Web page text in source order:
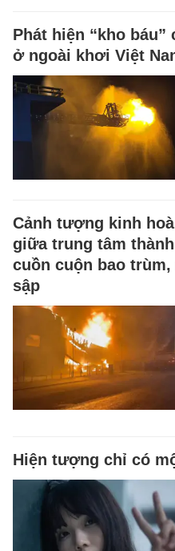
Phát hiện “kho
ở ngoài khơi Việt
Cảnh tượng kinh
giữa trung tâm
cuồn cuộn bao
sập
Hiện tượng chỉ có